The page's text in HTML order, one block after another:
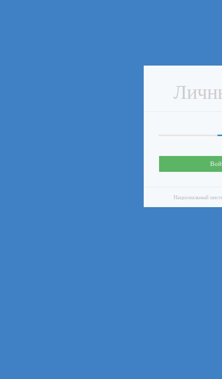
Национальный